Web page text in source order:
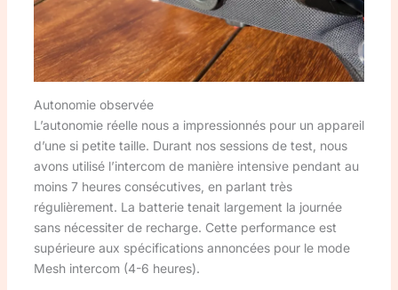
Autonomie observée
L’autonomie réelle nous a impressionnés pour un appareil
d’une si petite taille. Durant nos sessions de test, nous
avons utilisé l’intercom de manière intensive pendant au
moins 7 heures consécutives, en parlant très
régulièrement. La batterie tenait largement la journée
sans nécessiter de recharge. Cette performance est
supérieure aux spécifications annoncées pour le mode
Mesh intercom (4-6 heures).